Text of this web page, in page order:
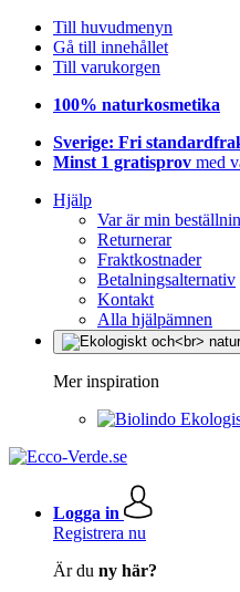
Till huvudmenyn
Gå till innehållet
Till varukorgen
100% naturkosmetika
Sverige: Fri
Minst 1 gratisprov med
Hjälp
Var är min
Returnerar
Fraktkostnader
Betalningsalternativ
Kontakt
Alla hjälpämnen
Mer inspiration
Logga in
Registrera nu
Är du ny här?